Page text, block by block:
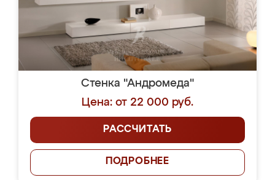
Стенка "Андромеда"
Цена: от 22 000 руб.
РАССЧИТАТЬ
ПОДРОБНЕЕ